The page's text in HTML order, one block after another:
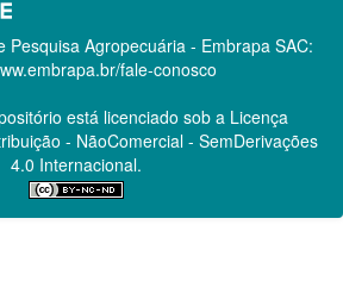
Pesquisa Agropecuária - Embrapa SAC:
fale-conosco
está licenciado sob a Licença
- NãoComercial - SemDerivações
4.0 Internacional.